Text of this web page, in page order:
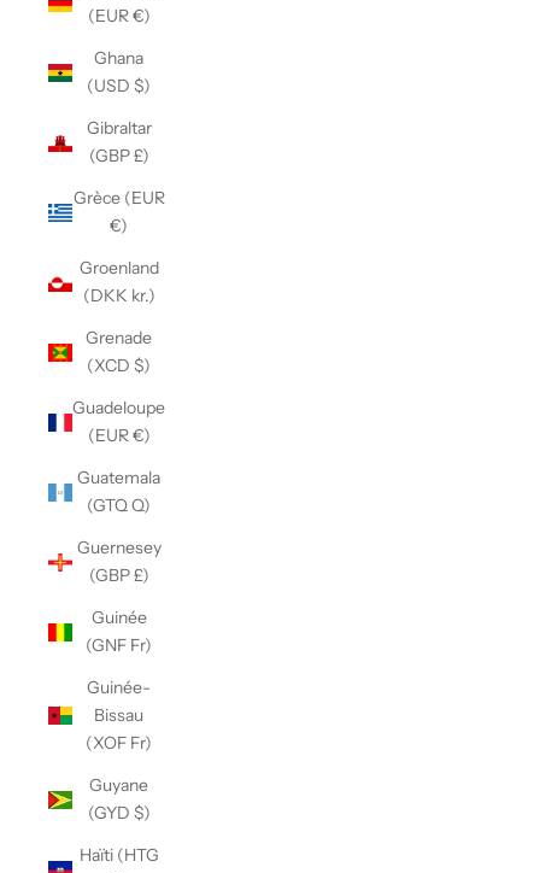
(EUR €)
Ghana
(USD $)
Gibraltar
(GBP £)
Grèce (EUR
€)
Groenland
(DKK kr.)
Grenade
(XCD $)
Guadeloupe
(EUR €)
Guatemala
(GTQ Q)
Guernesey
(GBP £)
Guinée
(GNF Fr)
Guinée-
Bissau
(XOF Fr)
Guyane
(GYD $)
Haïti (HTG